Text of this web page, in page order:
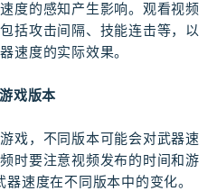
度的感知产生影响。观看视频
括攻击间隔、技能连击等，以
速度的实际效果。
戏版本
戏，不同版本可能会对武器速
时要注意视频发布的时间和游
速度在不同版本中的变化。